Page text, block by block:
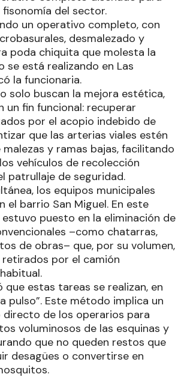
de trabajo. La directora de
Raquel Servín, detalló que se
completo diseñado para
del sector.
un operativo completo, con
desmalezado y
poda chiquita que molesta la
se está realizando en Las
la funcionaria.
solo buscan la mejora estética,
un fin funcional: recuperar
por el acopio indebido de
que las arterias viales estén
y ramas bajas, facilitando
vehículos de recolección
patrullaje de seguridad.
los equipos municipales
el barrio San Miguel. En este
puesto en la eliminación de
–como chatarras,
de obras– que, por su volumen,
por el camión
que estas tareas se realizan, en
pulso”. Este método implica un
de los operarios para
voluminosos de las esquinas y